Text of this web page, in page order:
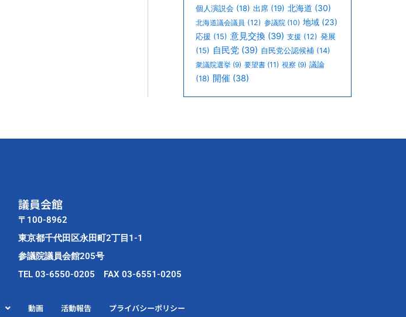
個人演説会 (18) 出席 (19) 北海道 (30)
北海道議会議員 (12) 参議院 (10) 地域 (23)
応援 (15) 意見交換 (39) 支援 (12) 発展
(15) 自民党 (39) 自民党公認候補 (14)
衆議院選挙 (9) 要望書 (11) 視察 (9) 議論
(18) 開催 (38)
議員会館
〒100-8962
東京都千代田区永田町2丁目1-1
参議院議員会館205号
TEL 03-6550-0205 FAX 03-6551-0205
動画 活動報告 プライバシーポリシー